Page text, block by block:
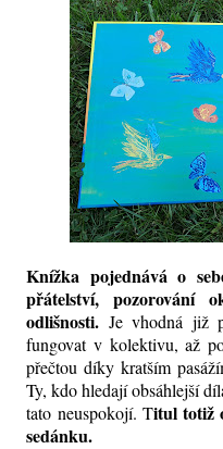
Knížkapojednává o
přátelství, pozorování
odlišnosti. Je vhodná již
fungovat v kolektivu, až
přečtou díky kratším
Ty, kdo hledají obsáhlejší
tato neuspokojí. Titul totiž
sedánku.